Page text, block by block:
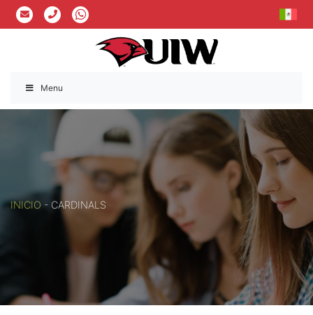
Menu
INICIO - CARDINALS